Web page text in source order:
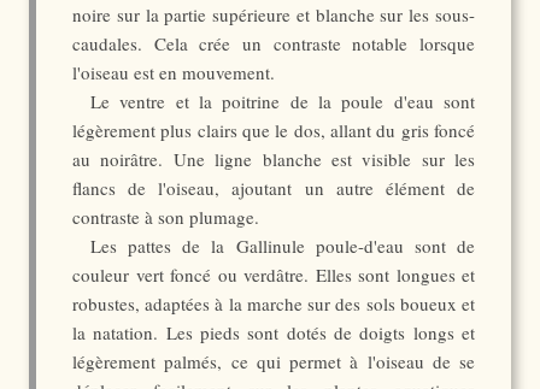
noire sur la partie supérieure et blanche sur les sous-
caudales. Cela crée un contraste notable lorsque
l'oiseau est en mouvement.
Le ventre et la poitrine de la poule d'eau sont
légèrement plus clairs que le dos, allant du gris foncé
au noirâtre. Une ligne blanche est visible sur les
flancs de l'oiseau, ajoutant un autre élément de
contraste à son plumage.
Les pattes de la Gallinule poule-d'eau sont de
couleur vert foncé ou verdâtre. Elles sont longues et
robustes, adaptées à la marche sur des sols boueux et
la natation. Les pieds sont dotés de doigts longs et
légèrement palmés, ce qui permet à l'oiseau de se